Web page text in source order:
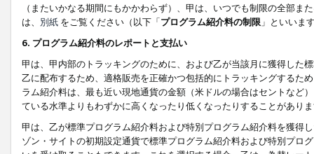
（またいかなる期間にもかかわらず）、甲は、いつでも制限の全部
は、 別紙 をご覧ください（以下「プログラム紹介料の制限 」といいま
6. プログラム紹介料のレポートと支払い
甲は、甲内部のトラッキングのために、および乙が当該月に獲得した
乙に配布するため、適格販売を正確かつ包括的にトラッキングするた
ラム紹介料は、最も近い現地通貨の金額（米ドルの場合はセントなど
ている水準よりもわずかに高くなったり低くなったりすることがあり
甲は、乙が標準プログラム紹介料および特別プログラム紹介料を獲得
ゾン・サイトの初期設定通貨で標準プログラム紹介料および特別プロ